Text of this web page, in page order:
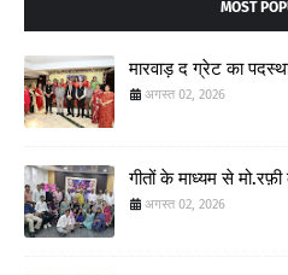
MOST
मारवाड़ द ग्रेट का
अगस्त 02, 2026
गीतों के माध्यम से मो.रफ़ी
अगस्त 02, 2026